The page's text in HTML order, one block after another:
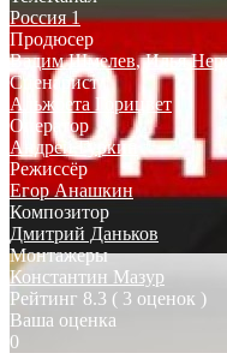
Россия 1
Продюсер
Вадим Шмелев,Илья
Сценарист
Альжбета Горицвет
Оператор
Андрей Гуркин
Режиссёр
Егор Анашкин
Композитор
Дмитрий Даньков
Монтажеры
Константин Мазур
Рейтинг 8.3 ( 3 оценок )
Ваша оценка
0